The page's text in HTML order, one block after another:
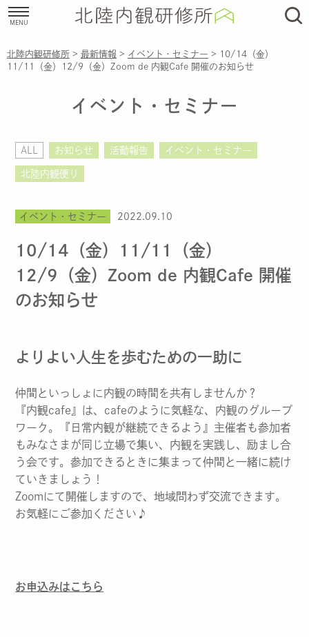
北陸内観研修所 > 最新情報 > イベント・セミナー > 10/14（金）
11/11（金）12/9（金）Zoom de 内観Cafe 開催のお知らせ
イベント・セミナー
ALL お知らせ 活動報告 イベント・セミナー
北陸内観便り
イベント・セミナー 2022.09.10
10/14（金）11/11（金）
12/9（金）Zoom de 内観Cafe 開催
のお知らせ
よりよい人生を歩むための一助に
仲間といっしょに内観の時間を共有しませんか？
『内観cafe』は、cafeのように気軽な、内観のグループ
ワーク。『日常内観が継続できるよう』主催者も参加者
もみなさまが同じ立場で集い、内観を実践し、励まし合
う会です。参加できるときに集まって仲間と一緒に続け
ていきましょう！
Zoomにて開催しますので、地域問わず交流できます。
お気軽にご参加ください♪
お申込みはこちら